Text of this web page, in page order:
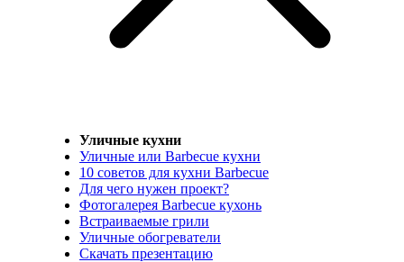
Уличные кухни
Уличные или Barbecue кухни
10 советов для кухни Barbecue
Для чего нужен проект?
Фотогалерея Barbecue кухонь
Встраиваемые грили
Уличные обогреватели
Скачать презентацию